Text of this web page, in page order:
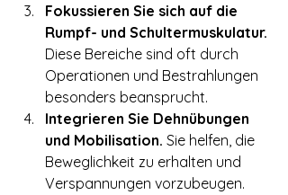
Fokussieren Sie sich auf die
Rumpf- und Schultermuskulatur.
Diese Bereiche sind oft durch
Operationen und Bestrahlungen
besonders beansprucht.
Integrieren Sie Dehnübungen
und Mobilisation. Sie helfen, die
Beweglichkeit zu erhalten und
Verspannungen vorzubeugen.